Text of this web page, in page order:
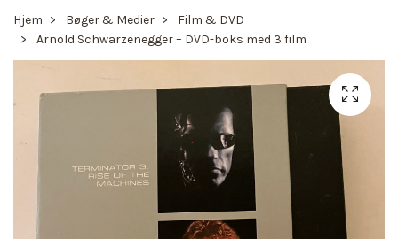
Hjem Bøger & Medier
Film & DVD
Arnold Schwarzenegger – DVD-boks med 3 film